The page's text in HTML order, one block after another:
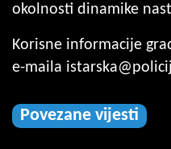
okolnosti dinamike
Korisne informacije
e-maila
Povezane vijesti